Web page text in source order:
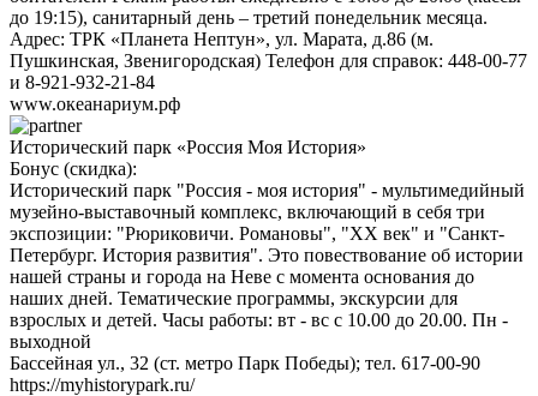
до 19:15), санитарный день – третий понедельник месяца.
Адрес: ТРК «Планета Нептун», ул. Марата, д.86 (м.
Пушкинская, Звенигородская) Телефон для справок: 448-00-77
и 8-921-932-21-84
www.океанариум.рф
Исторический парк «Россия Моя История»
Бонус (скидка):
Исторический парк "Россия - моя история" - мультимедийный
музейно-выставочный комплекс, включающий в себя три
экспозиции: "Рюриковичи. Романовы", "ХХ век" и "Санкт-
Петербург. История развития". Это повествование об истории
нашей страны и города на Неве с момента основания до
наших дней. Тематические программы, экскурсии для
взрослых и детей. Часы работы: вт - вс с 10.00 до 20.00. Пн -
выходной
Бассейная ул., 32 (ст. метро Парк Победы); тел. 617-00-90
https://myhistorypark.ru/